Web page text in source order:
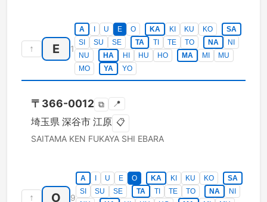
↑ E 1
A U E O KA KI KU KO
SA
SI
SU SE TA TI TE TO NA
NI
NU
HA HI HU HO MA MI
MU
MO
YA YO
〒 366-0012 ⧉ 📍
埼玉県 深谷市 江原 📋
SAITAMA KEN FUKAYA SHI EBARA
↑ O 9
A U E O KA KI KU KO
SA
SI
SU SE TA TI TE TO NA
NI